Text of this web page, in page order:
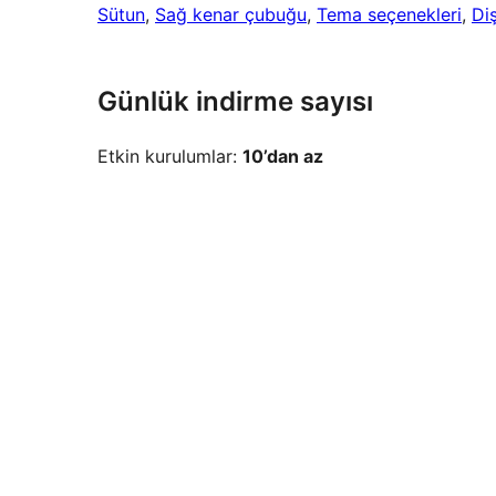
Sütun, Sağ kenar çubuğu, Tema seçenekleri,
Günlük indirme sayısı
Etkin kurulumlar: 10’dan az